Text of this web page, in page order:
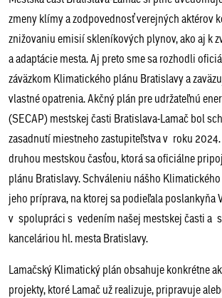
zmeny klímy a zodpovednosť verejných aktérov
znižovaniu emisií skleníkových plynov, ako aj k
a adaptácie mesta. Aj preto sme sa rozhodli
záväzkom Klimatického plánu Bratislavy a
vlastné opatrenia. Akčný plán pre udržateľnú
(SECAP) mestskej časti Bratislava-Lamač bol
zasadnutí miestneho zastupiteľstva v roku
druhou mestskou časťou, ktorá sa oficiálne
plánu Bratislavy. Schváleniu nášho
jeho príprava, na ktorej sa podieľala poslankyňa
v spolupráci s vedením našej mestskej časti a
kanceláriou hl. mesta Bratislavy.
Lamačský Klimatický plán obsahuje konkrétne
projekty, ktoré Lamač už realizuje, pripravuje